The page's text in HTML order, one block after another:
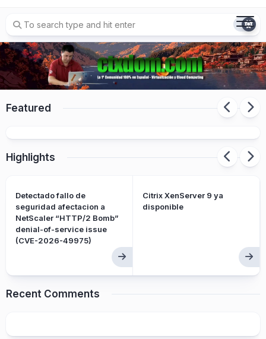
content
Featured
Highlights
Detectado fallo de
seguridad afectacion a
NetScaler “HTTP/2 Bomb”
denial-of-service issue
(CVE-2026-49975)
Citrix XenServer 9 ya
disponible
Recent Comments